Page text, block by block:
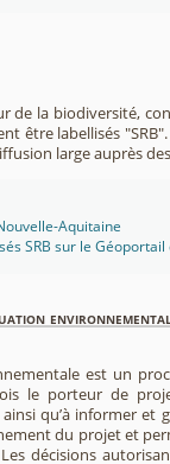
de la biodiversité,
être labellisés
large auprès
Aquitaine
SRB sur le Géoportail
est un
le porteur de
qu’à informer
du projet et
décisions